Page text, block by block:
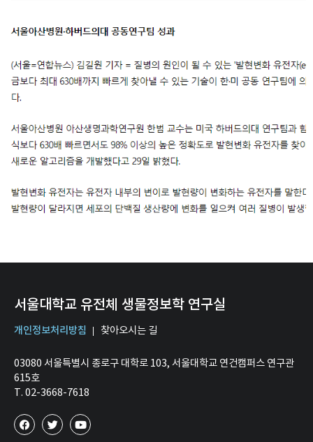
서울대학교 유전체 생물정보학 연구실
개인정보처리방침 찾아오시는 길
03080 서울특별시 종로구 대학로 103, 서울대학교 연건캠퍼스 연구관
615호
T. 02-3668-7618